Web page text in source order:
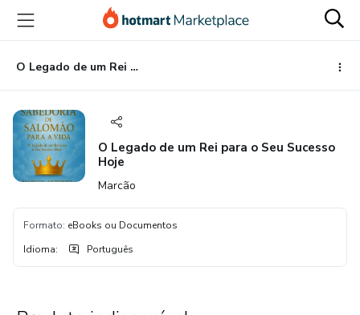
para
conteúdo
principal
para
pagamento
para
rodapé
O Legado de um Rei para o Seu Sucesso Hoje
O Legado de um Rei para o Seu Sucesso
Hoje
Marcão
Formato: eBooks ou Documentos
Idioma: Português